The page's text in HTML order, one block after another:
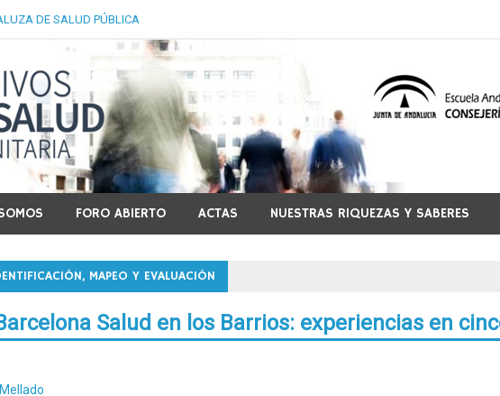
DE SALUD PÚBLICA
Andaluza de Salud Pública
FORO ABIERTO ACTAS NUESTRAS RIQUEZAS Y SABERES
MAPEO Y EVALUACIÓN
Salud en los Barrios: experiencias en